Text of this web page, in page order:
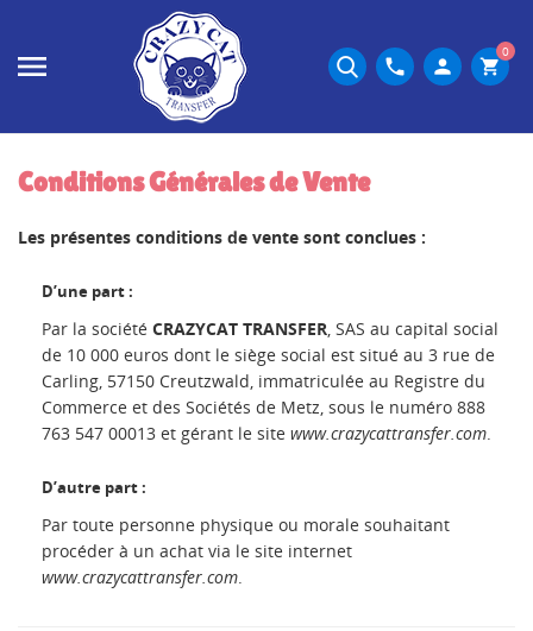
phone person shopping_cart
0
Conditions Générales de Vente
Les présentes conditions de vente sont conclues :
D’une part :
Par la société CRAZYCAT TRANSFER, SAS au capital social
de 10 000 euros dont le siège social est situé au 3 rue de
Carling, 57150 Creutzwald, immatriculée au Registre du
Commerce et des Sociétés de Metz, sous le numéro 888
763 547 00013 et gérant le site www.crazycattransfer.com.
D’autre part :
Par toute personne physique ou morale souhaitant
procéder à un achat via le site internet
www.crazycattransfer.com.